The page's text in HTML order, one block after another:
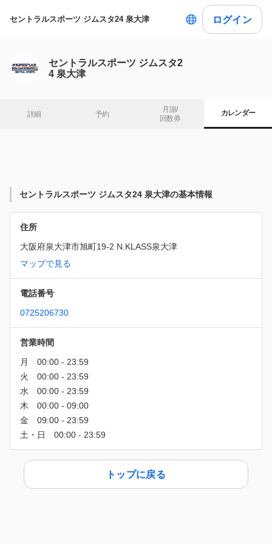
セントラルスポーツ ジムスタ24 泉大津 ログイン
セントラルスポーツ ジムスタ2
4 泉大津
詳細 予約
月謝/
回数券
カレンダー
セントラルスポーツ ジムスタ24 泉大津の基本情報
住所
大阪府泉大津市旭町19-2 N.KLASS泉大津
マップで見る
電話番号
0725206730
営業時間
トップに戻る